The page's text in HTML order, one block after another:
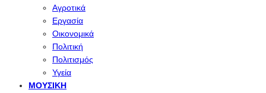
Αγροτικά
Εργασία
Οικονομικά
Πολιτική
Πολιτισμός
Υγεία
ΜΟΥΣΙΚΉ